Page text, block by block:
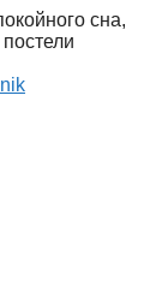
сна,